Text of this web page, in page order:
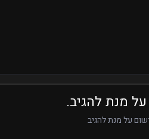
מנת להגיב.
על מנת להגיב